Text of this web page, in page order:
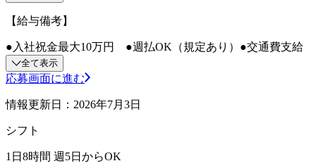
【給与備考】
●入社祝金最大10万円 ●週払OK（規定あり）●交通費支給
全て表示
応募画面に進む
情報更新日：2026年7月3日
シフト
1日8時間 週5日からOK